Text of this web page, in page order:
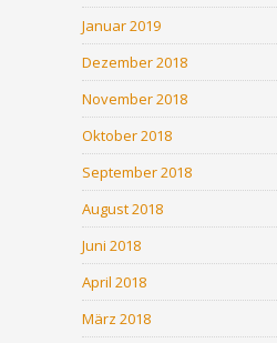
Januar 2019
Dezember 2018
November 2018
Oktober 2018
September 2018
August 2018
Juni 2018
April 2018
März 2018